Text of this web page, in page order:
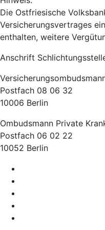
Die Ostfriesische
Versicherungsvertrages
enthalten, weitere
Anschrift
Postfach 08 06 32
10006 Berlin
Ombudsmann Private
Postfach 06 02 22
10052 Berlin